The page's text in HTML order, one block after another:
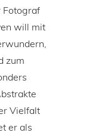
Fotograf
will mit
zum
Vielfalt
er als